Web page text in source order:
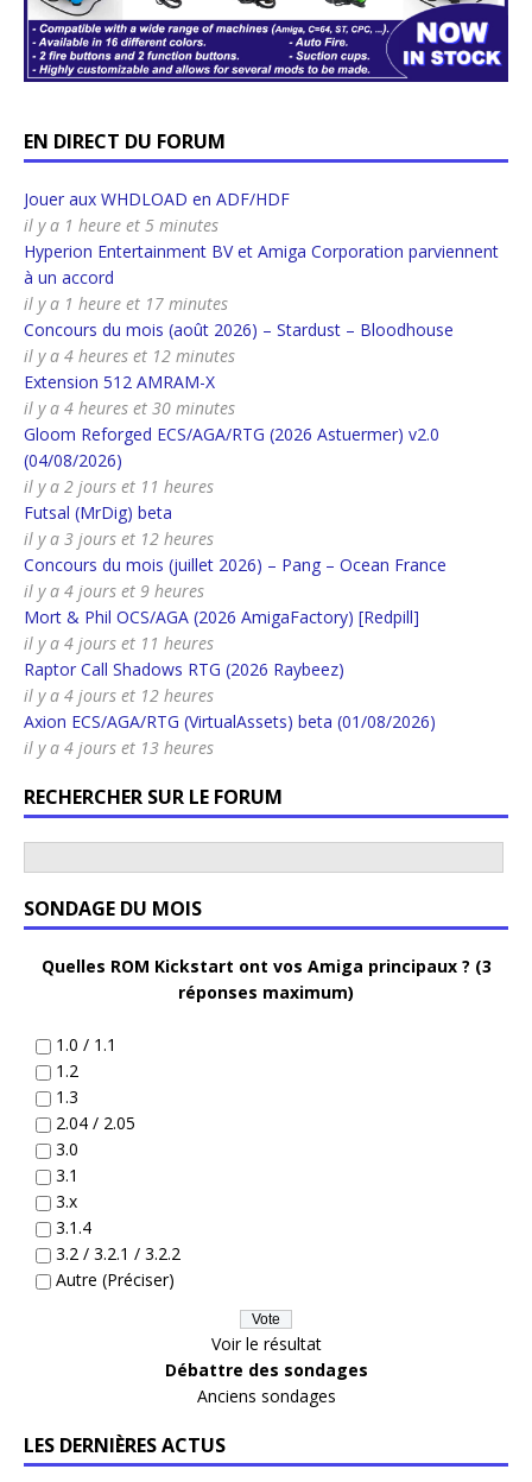
EN DIRECT DU FORUM
Jouer aux WHDLOAD en ADF/HDF
il y a 1 heure et 5 minutes
Hyperion Entertainment BV et Amiga Corporation parviennent
à un accord
il y a 1 heure et 17 minutes
Concours du mois (août 2026) – Stardust – Bloodhouse
il y a 4 heures et 12 minutes
Extension 512 AMRAM-X
il y a 4 heures et 30 minutes
Gloom Reforged ECS/AGA/RTG (2026 Astuermer) v2.0
(04/08/2026)
il y a 2 jours et 11 heures
Futsal (MrDig) beta
il y a 3 jours et 12 heures
Concours du mois (juillet 2026) – Pang – Ocean France
il y a 4 jours et 9 heures
Mort & Phil OCS/AGA (2026 AmigaFactory) [Redpill]
il y a 4 jours et 11 heures
Raptor Call Shadows RTG (2026 Raybeez)
il y a 4 jours et 12 heures
Axion ECS/AGA/RTG (VirtualAssets) beta (01/08/2026)
il y a 4 jours et 13 heures
RECHERCHER SUR LE FORUM
SONDAGE DU MOIS
Quelles ROM Kickstart ont vos Amiga principaux ? (3
réponses maximum)
1.0 / 1.1
1.2
1.3
2.04 / 2.05
3.0
3.1
3.x
3.1.4
3.2 / 3.2.1 / 3.2.2
Autre (Préciser)
Voir le résultat
Débattre des sondages
Anciens sondages
LES DERNIÈRES ACTUS